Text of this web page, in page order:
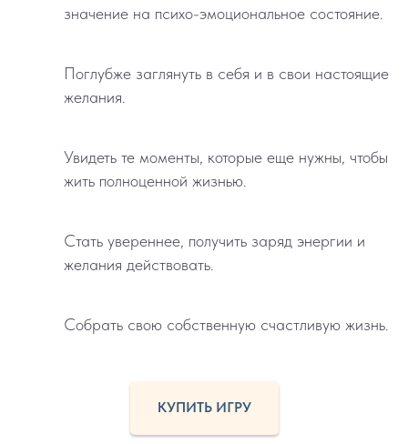
значение на психо-эмоциональное состояние.
Поглубже заглянуть в себя и в свои настоящие
желания.
Увидеть те моменты, которые еще нужны, чтобы
жить полноценной жизнью.
Стать увереннее, получить заряд энергии и
желания действовать.
Собрать свою собственную счастливую жизнь.
КУПИТЬ ИГРУ